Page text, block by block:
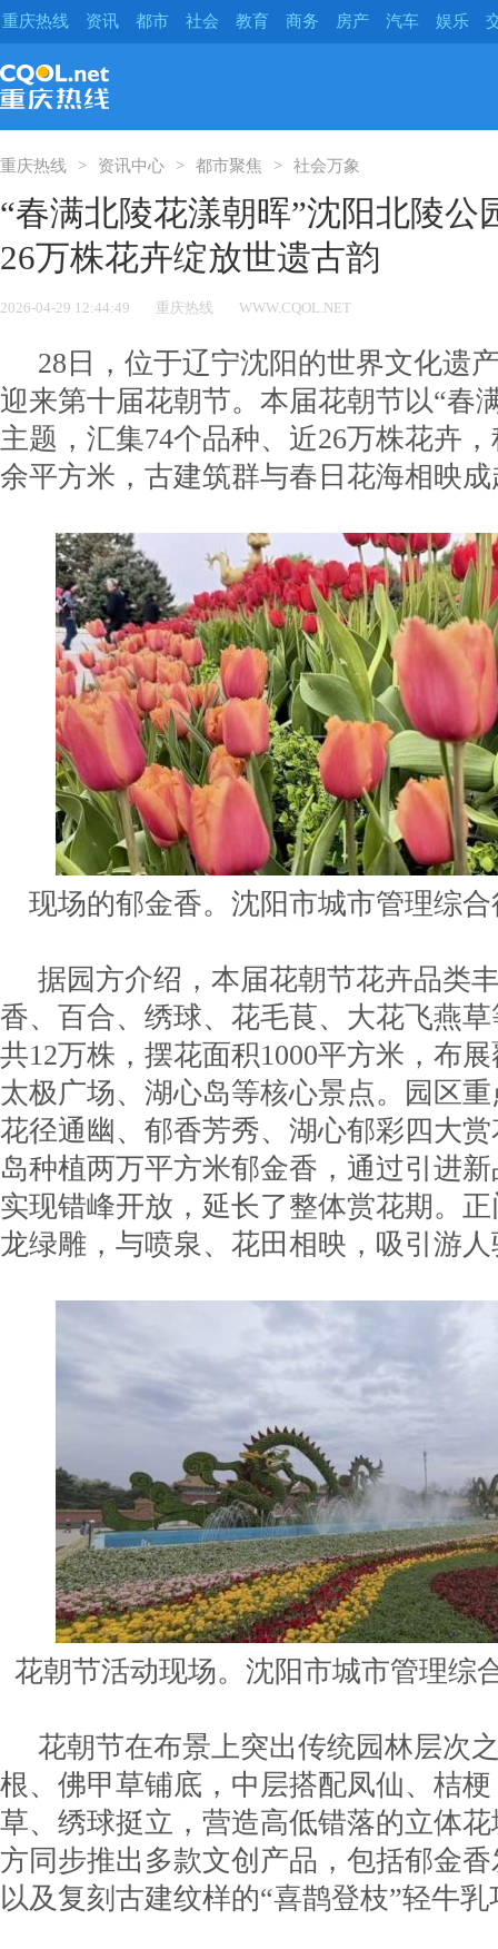
重庆热线 资讯 都市 社会 教育 商务 房产 汽车 娱乐
重庆热线 资讯中心 都市聚焦 社会万象
“春满北陵花漾朝晖”沈阳北陵公
26万株花卉绽放世遗古韵
2026-04-29 12:44:49 重庆热线 WWW.CQOL.NET
28日，位于辽宁沈阳的世界文化遗
迎来第十届花朝节。本届花朝节以“春
主题，汇集74个品种、近26万株花卉
余平方米，古建筑群与春日花海相映
现场的郁金香。沈阳市城市管理综
据园方介绍，本届花朝节花卉品类
香、百合、绣球、花毛茛、大花飞燕
共12万株，摆花面积1000平方米，布
太极广场、湖心岛等核心景点。园区
花径通幽、郁香芳秀、湖心郁彩四大
岛种植两万平方米郁金香，通过引进
实现错峰开放，延长了整体赏花期。
龙绿雕，与喷泉、花田相映，吸引游
花朝节活动现场。沈阳市城市管理综
花朝节在布景上突出传统园林层次
根、佛甲草铺底，中层搭配凤仙、桔
草、绣球挺立，营造高低错落的立体
方同步推出多款文创产品，包括郁金
以及复刻古建纹样的“喜鹊登枝”轻牛